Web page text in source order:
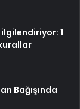
1
Bağışında